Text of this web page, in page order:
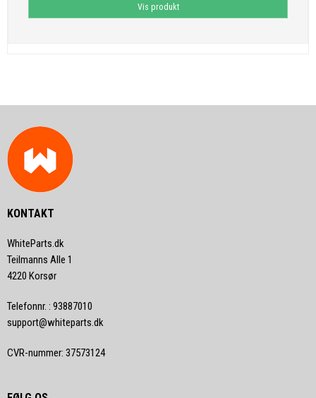
Vis produkt
KONTAKT
WhiteParts.dk
Teilmanns Alle 1
4220 Korsør
Telefonnr. : 93887010
support@whiteparts.dk
CVR-nummer: 37573124